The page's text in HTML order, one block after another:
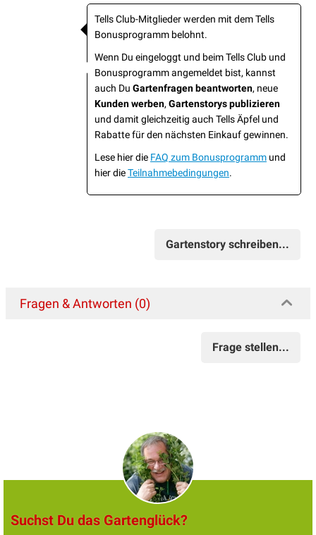
Tells Club-Mitglieder werden mit dem Tells
Bonusprogramm belohnt.
Wenn Du eingeloggt und beim Tells Club und
Bonusprogramm angemeldet bist, kannst
auch Du Gartenfragen beantworten, neue
Kunden werben, Gartenstorys publizieren
und damit gleichzeitig auch Tells Äpfel und
Rabatte für den nächsten Einkauf gewinnen.
Lese hier die FAQ zum Bonusprogramm und
hier dieTeilnahmebedingungen.
Gartenstory schreiben...
Fragen & Antworten (0)
Frage stellen...
Suchst Du das Gartenglück?